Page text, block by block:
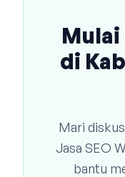
Mulai
di
Mari
Jasa SEO
bantu